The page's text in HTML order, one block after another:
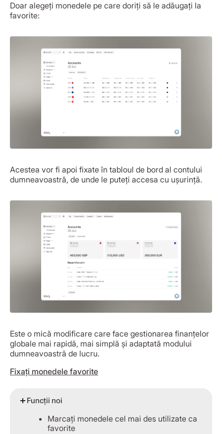
Doar alegeți monedele pe care doriți să le adăugați la
favorite:
Acestea vor fi apoi fixate în tabloul de bord al contului
dumneavoastră, de unde le puteți accesa cu ușurință.
Este o mică modificare care face gestionarea finanțelor
globale mai rapidă, mai simplă și adaptată modului
dumneavoastră de lucru.
Fixați monedele favorite
Funcții noi
Marcați monedele cel mai des utilizate ca
favorite